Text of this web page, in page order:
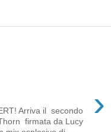
›
Arriva il secondo
firmata da Lucy